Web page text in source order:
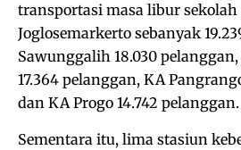
transportasi masa libur
Joglosemarkerto sebanyak
Sawunggalih 18.030
17.364 pelanggan, KA
dan KA Progo 14.742 pelanggan.
Sementara itu, lima stasiun